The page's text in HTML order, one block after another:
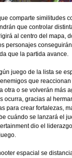
comparte similitudes
que controlar
al centro del mapa,
personajes
que la partida avance.
juego de la lista se
que
otra o se volverán más
ocurra, gracias al
para crear fortalezas,
cuándo se lanzará el
dio el
espacial se